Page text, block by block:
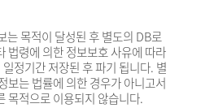
는 목적이 달성된 후 별도의 DB로
법령에 의한 정보보호 사유에 따라
정기간 저장된 후 파기 됩니다. 별
보는 법률에 의한 경우가 아니고서
목적으로 이용되지 않습니다.